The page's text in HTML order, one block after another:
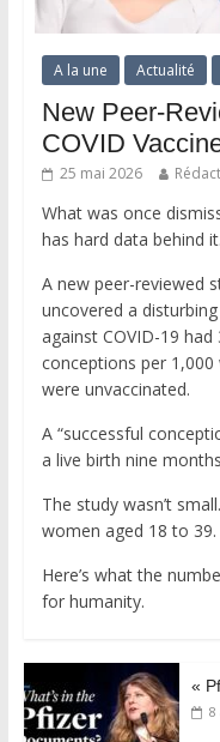
A la une Actualité
New Peer-
COVID
25 mai 2026
What was once
has hard data behind it.
A new peer-reviewed
uncovered a
against COVID-19 had
conceptions per
were unvaccinated.
A “successful
a live birth nine
The study wasn’t
women aged 18 to 39.
Here’s what the
for humanity.
«
8